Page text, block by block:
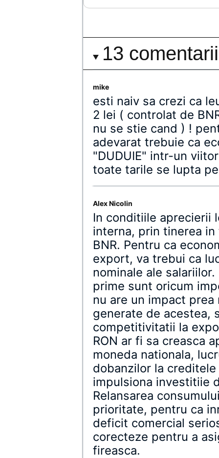
13 comentarii
mike
esti naiv sa crezi ca
2 lei ( controlat de
nu se stie cand ) !
adevarat trebuie ca
"DUDUIE" intr-un
toate tarile se lupta
Alex Nicolin
In conditiile aprecierii
interna, prin tinerea
BNR. Pentru ca
export, va trebui ca
nominale ale
prime sunt oricum
nu are un impact
generate de acestea,
competitivitatii la
RON ar fi sa creasca
moneda nationala,
dobanzilor la
impulsiona investitiie
Relansarea
prioritate, pentru ca
deficit comercial
corecteze pentru a
fireasca.